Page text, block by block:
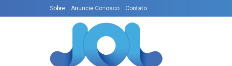
Sobre Anuncie Conosco Contato